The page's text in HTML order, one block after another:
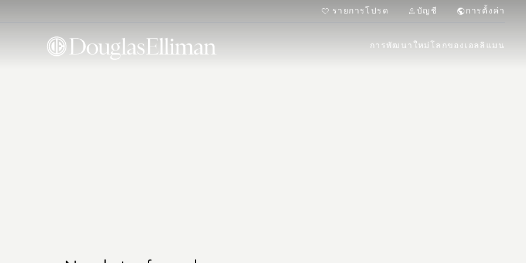
รายการโปรด บัญชี การตั้งค่า
การพัฒนาใหม่ โลกของเอลลิแมน